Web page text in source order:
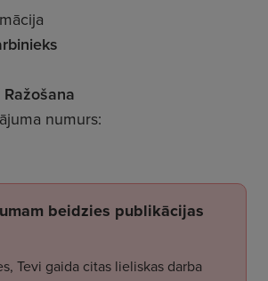
numurs:
beidzies publikācijas
Tevi gaida citas lieliskas darba